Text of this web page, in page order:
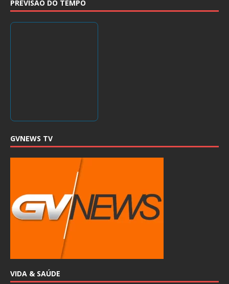
PREVISÃO DO TEMPO
GVNEWS TV
VIDA & SAÚDE